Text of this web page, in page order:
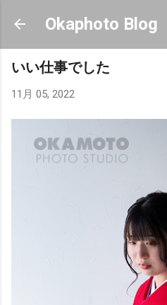
スキップしてメイン
Okaphoto Blog
いい仕事でした
11月 05, 2022